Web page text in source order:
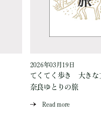
2026年03月19日
てくてく歩き 大き
奈良ゆとりの旅
Read more